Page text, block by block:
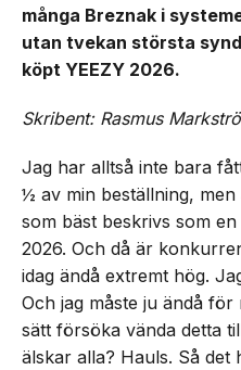
många Breznak i
utan tvekan största
köpt YEEZY 2026.
Skribent: Rasmus
Jag har alltså inte bara
½ av min beställning,
som bäst beskrivs som
2026. Och då är
idag ändå extremt hög.
Och jag måste ju ändå
sätt försöka vända detta
älskar alla? Hauls. Så